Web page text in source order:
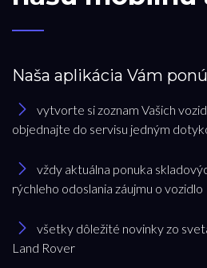
Naša aplikácia Vám
vytvorte si zoznam Vašich
objednajte do servisu jedným
vždy aktuálna ponuka
rýchleho odoslania záujmu o vozidlo
všetky dôležité novinky zo
Land Rover